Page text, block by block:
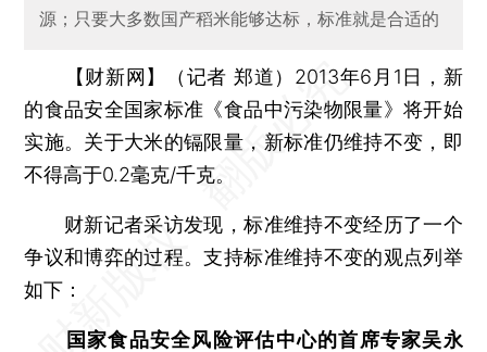
源；只要大多数国产稻米能够达标，标准就是合适的
【财新网】（记者 郑道） 2013年6月1日，新
的食品安全国家标准《食品中污染物限量》将开始
实施。关于大米的镉限量，新标准仍维持不变，即
不得高于0.2毫克/千克。
财新记者采访发现，标准维持不变经历了一个
争议和博弈的过程。支持标准维持不变的观点列举
如下：
国家食品安全风险评估中心的首席专家吴永